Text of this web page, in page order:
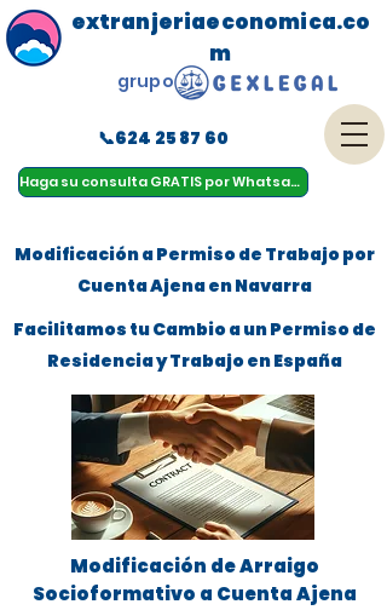
Haga su consulta GRATIS por Whatsapp
menu
extranjeriaeconomica.co
m
📞624 25 87 60
grupo
Modificación a Permiso de Trabajo por
Cuenta Ajena en Navarra
Facilitamos tu Cambio a un Permiso de
Residencia y Trabajo en España
Modificación de Arraigo
Socioformativo a Cuenta Ajena